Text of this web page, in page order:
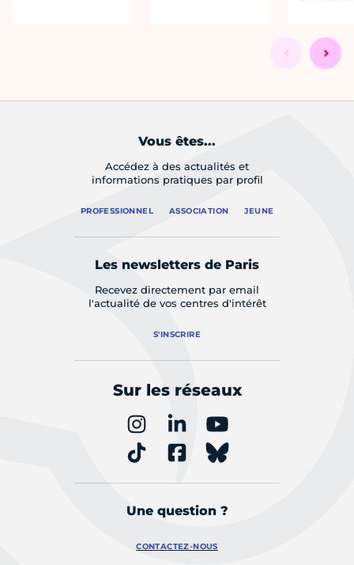
Vous êtes...
Accédez à des actualités et
informations pratiques par profil
PROFESSIONNEL ASSOCIATION JEUNE
Les newsletters de Paris
Recevez directement par email
l'actualité de vos centres d'intérêt
S'INSCRIRE
Sur les réseaux
Une question ?
CONTACTEZ-NOUS